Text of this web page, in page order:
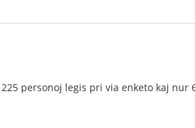
personoj legis pri via enketo kaj nur